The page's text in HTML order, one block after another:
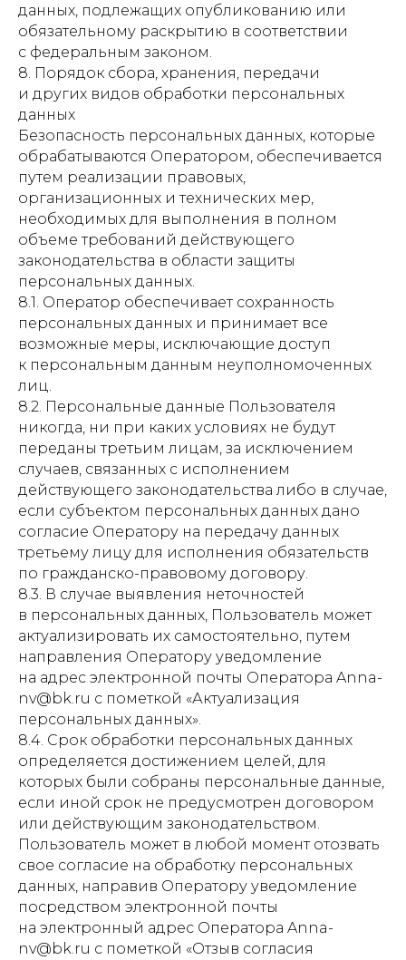
данных, подлежащих опубликованию или
обязательному раскрытию в соответствии
с федеральным законом.
8. Порядок сбора, хранения, передачи
и других видов обработки персональных
данных
Безопасность персональных данных, которые
обрабатываются Оператором, обеспечивается
путем реализации правовых,
организационных и технических мер,
необходимых для выполнения в полном
объеме требований действующего
законодательства в области защиты
персональных данных.
8.1. Оператор обеспечивает сохранность
персональных данных и принимает все
возможные меры, исключающие доступ
к персональным данным неуполномоченных
лиц.
8.2. Персональные данные Пользователя
никогда, ни при каких условиях не будут
переданы третьим лицам, за исключением
случаев, связанных с исполнением
действующего законодательства либо в случае,
если субъектом персональных данных дано
согласие Оператору на передачу данных
третьему лицу для исполнения обязательств
по гражданско-правовому договору.
8.3. В случае выявления неточностей
в персональных данных, Пользователь может
актуализировать их самостоятельно, путем
направления Оператору уведомление
на адрес электронной почты Оператора Anna-
nv@bk.ru с пометкой «Актуализация
персональных данных».
8.4. Срок обработки персональных данных
определяется достижением целей, для
которых были собраны персональные данные,
если иной срок не предусмотрен договором
или действующим законодательством.
Пользователь может в любой момент отозвать
свое согласие на обработку персональных
данных, направив Оператору уведомление
посредством электронной почты
на электронный адрес Оператора Anna-
nv@bk.ru с пометкой «Отзыв согласия